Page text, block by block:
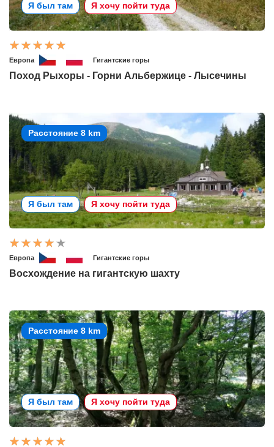
Я был там Я хочу пойти туда
Европа Гигантские горы
Поход Рыхоры - Горни Альбержице - Лысечины
Расстояние 8 km
Я был там Я хочу пойти туда
Европа Гигантские горы
Восхождение на гигантскую шахту
Расстояние 8 km
Я был там Я хочу пойти туда